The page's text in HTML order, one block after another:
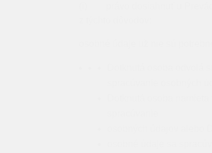
(i) ​​ ​​ ​​ ​​ ​​ ​​​​ právo dosiahnuť u
osobné údaje už nie sú
Dotknutá osoba odvolá
spracúvanie osobných
Dotknutá osoba
osobných údajov alebo
osobné údaje sa